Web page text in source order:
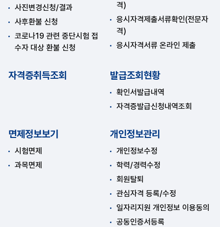
사진변경신청/결과
사후환불 신청
코로나19 관련 중단시험 접
수자 대상 환불 신청
격)
응시자격제출서류확인(전문자
격)
응시자격서류 온라인 제출
자격증취득조회 발급조회현황
확인서발급내역
자격증발급신청내역조회
면제정보보기
시험면제
과목면제
개인정보관리
개인정보수정
학력/경력수정
회원탈퇴
관심자격 등록/수정
일자리지원 개인정보 이용동의
공동인증서등록